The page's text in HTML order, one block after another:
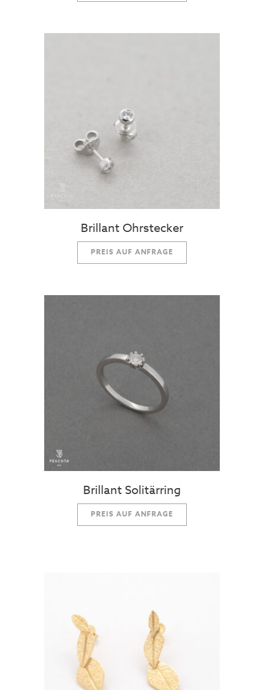
Brillant Ohrstecker
PREIS AUF ANFRAGE
Brillant Solitärring
PREIS AUF ANFRAGE